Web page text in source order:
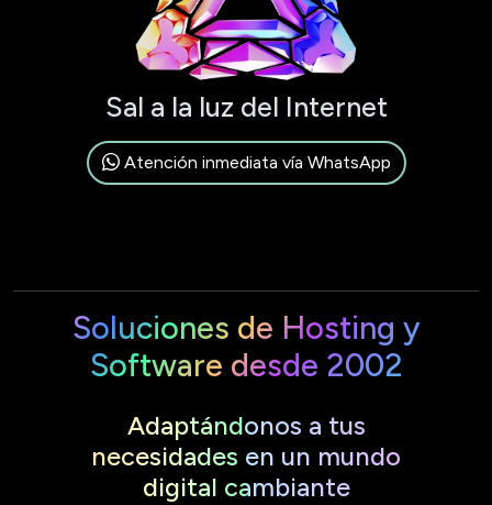
Sal a la luz del Internet
Atención inmediata vía WhatsApp
Soluciones de Hosting y
Software desde 2002
Adaptándonos a tus
necesidades en un mundo
digital cambiante